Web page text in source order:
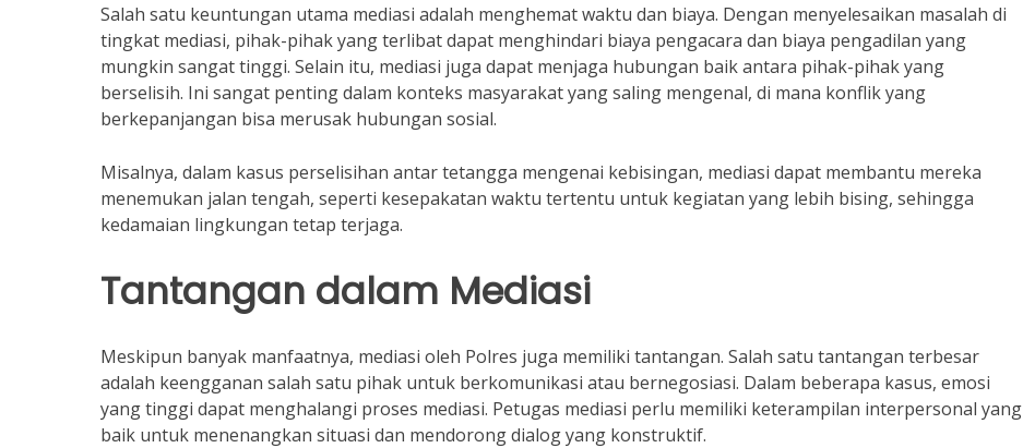
Salah satu keuntungan utama mediasi adalah menghemat waktu dan biaya. Dengan menyelesaikan masalah di
tingkat mediasi, pihak-pihak yang terlibat dapat menghindari biaya pengacara dan biaya pengadilan yang
mungkin sangat tinggi. Selain itu, mediasi juga dapat menjaga hubungan baik antara pihak-pihak yang
berselisih. Ini sangat penting dalam konteks masyarakat yang saling mengenal, di mana konflik yang
berkepanjangan bisa merusak hubungan sosial.
Misalnya, dalam kasus perselisihan antar tetangga mengenai kebisingan, mediasi dapat membantu mereka
menemukan jalan tengah, seperti kesepakatan waktu tertentu untuk kegiatan yang lebih bising, sehingga
kedamaian lingkungan tetap terjaga.
Tantangan dalam Mediasi
Meskipun banyak manfaatnya, mediasi oleh Polres juga memiliki tantangan. Salah satu tantangan terbesar
adalah keengganan salah satu pihak untuk berkomunikasi atau bernegosiasi. Dalam beberapa kasus, emosi
yang tinggi dapat menghalangi proses mediasi. Petugas mediasi perlu memiliki keterampilan interpersonal yang
baik untuk menenangkan situasi dan mendorong dialog yang konstruktif.